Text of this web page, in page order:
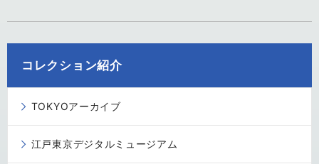
コレクション紹介
TOKYOアーカイブ
江戸東京デジタルミュージアム